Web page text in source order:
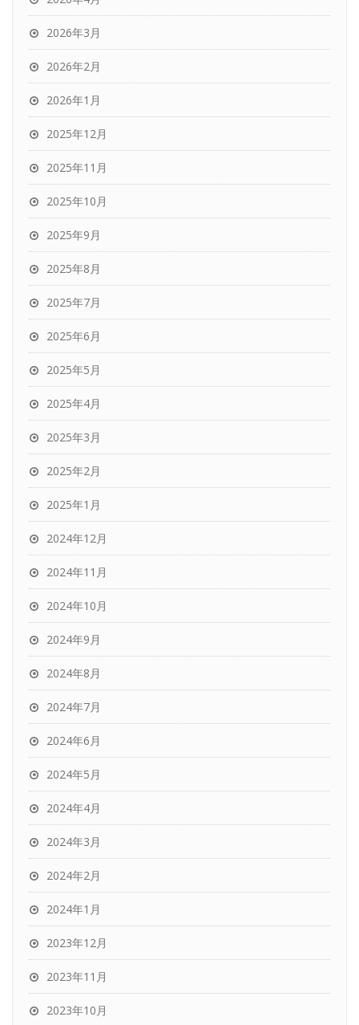
2026年3月
2026年2月
2026年1月
2025年12月
2025年11月
2025年10月
2025年9月
2025年8月
2025年7月
2025年6月
2025年5月
2025年4月
2025年3月
2025年2月
2025年1月
2024年12月
2024年11月
2024年10月
2024年9月
2024年8月
2024年7月
2024年6月
2024年5月
2024年4月
2024年3月
2024年2月
2024年1月
2023年12月
2023年11月
2023年10月